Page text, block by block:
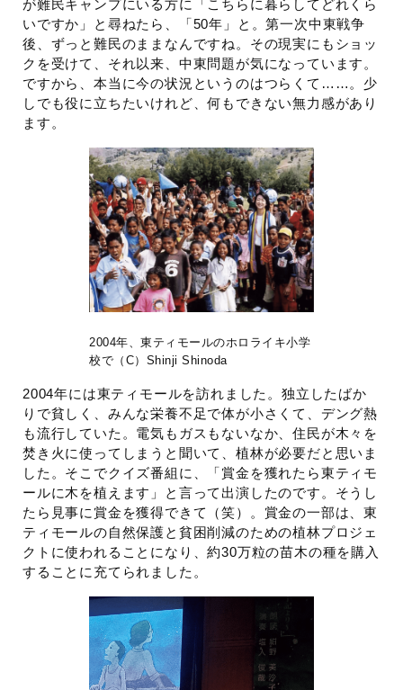
が難民キャンプにいる方に「こちらに暮らしてどれくら
いですか」と尋ねたら、「50年」と。第一次中東戦争
後、ずっと難民のままなんですね。その現実にもショッ
クを受けて、それ以来、中東問題が気になっています。
ですから、本当に今の状況というのはつらくて……。少
しでも役に立ちたいけれど、何もできない無力感があり
ます。
2004年、東ティモールのホロライキ小学
校で（C）Shinji Shinoda
2004年には東ティモールを訪れました。独立したばか
りで貧しく、みんな栄養不足で体が小さくて、デング熱
も流行していた。電気もガスもないなか、住民が木々を
焚き火に使ってしまうと聞いて、植林が必要だと思いま
した。そこでクイズ番組に、「賞金を獲れたら東ティモ
ールに木を植えます」と言って出演したのです。そうし
たら見事に賞金を獲得できて（笑）。賞金の一部は、東
ティモールの自然保護と貧困削減のための植林プロジェ
クトに使われることになり、約30万粒の苗木の種を購入
することに充てられました。